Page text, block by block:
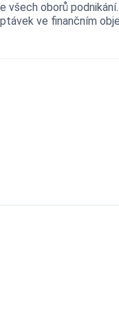
všech oborů podnikání.
ve finančním